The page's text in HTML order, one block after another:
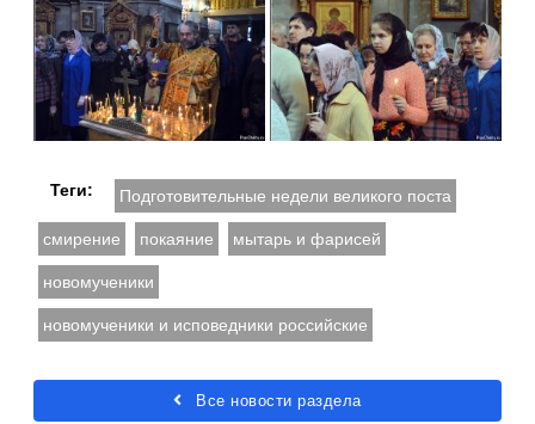
Теги: Подготовительные недели великого поста
смирение покаяние мытарь и фарисей
новомученики
новомученики и исповедники российские
Все новости раздела